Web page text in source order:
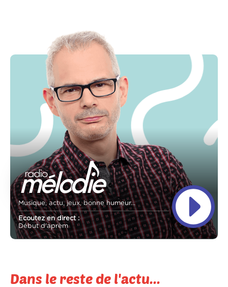
Musique, actu, jeux, bonne humeur...
Ecoutez en direct :
Début d'aprèm
Dans le reste de l'actu...